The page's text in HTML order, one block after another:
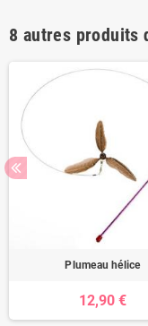
8 autres produits
Plumeau hélice
12,90 €